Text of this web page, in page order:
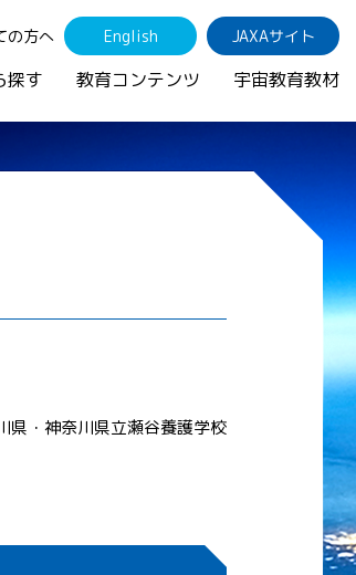
の方へ English JAXAサイト
探す 教育コンテンツ 宇宙教育教材
県・神奈川県立瀬谷養護学校